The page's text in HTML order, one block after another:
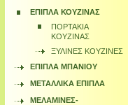
ΕΠΙΠΛΑ ΚΟΥΖΙΝΑΣ
ΠΟΡΤΑΚΙΑ
ΚΟΥΖΙΝΑΣ
ΞΥΛΙΝΕΣ ΚΟΥΖΙΝΕΣ
ΕΠΙΠΛΑ ΜΠΑΝΙΟΥ
ΜΕΤΑΛΛΙΚΑ ΕΠΙΠΛΑ
ΜΕΛΑΜΙΝΕΣ-